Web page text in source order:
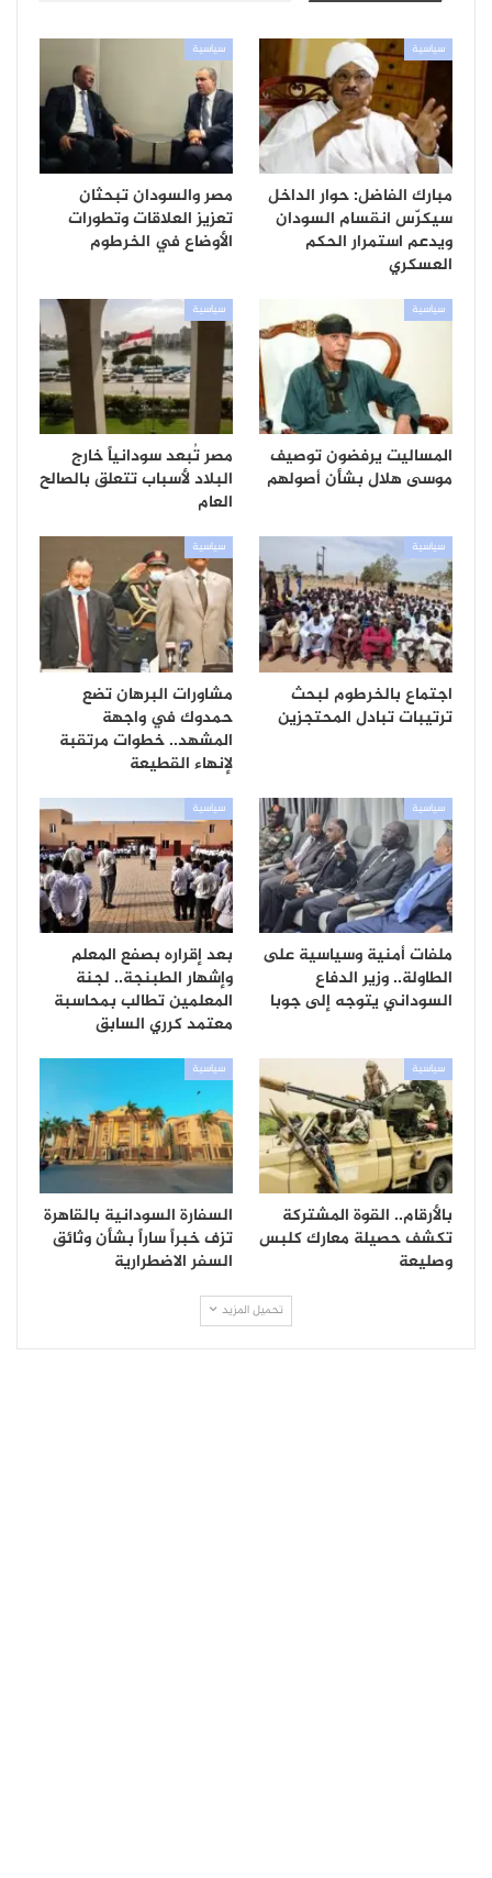
سياسية
مبارك الفاضل: حوار الداخل
سيكرّس انقسام السودان
ويدعم استمرار الحكم
العسكري
سياسية
مصر والسودان تبحثان
تعزيز العلاقات وتطورات
الأوضاع في الخرطوم
سياسية
المساليت يرفضون توصيف
موسى هلال بشأن أصولهم
سياسية
مصر تُبعد سودانياً خارج
البلاد لأسباب تتعلق بالصالح
العام
سياسية
اجتماع بالخرطوم لبحث
ترتيبات تبادل المحتجزين
سياسية
مشاورات البرهان تضع
حمدوك في واجهة
المشهد.. خطوات مرتقبة
لإنهاء القطيعة
سياسية
ملفات أمنية وسياسية على
الطاولة.. وزير الدفاع
السوداني يتوجه إلى جوبا
سياسية
بعد إقراره بصفع المعلم
وإشهار الطبنجة.. لجنة
المعلمين تطالب بمحاسبة
معتمد كرري السابق
سياسية
بالأرقام.. القوة المشتركة
تكشف حصيلة معارك كلبس
وصليعة
سياسية
السفارة السودانية بالقاهرة
تزف خبراً ساراً بشأن وثائق
السفر الاضطرارية
تحميل المزيد